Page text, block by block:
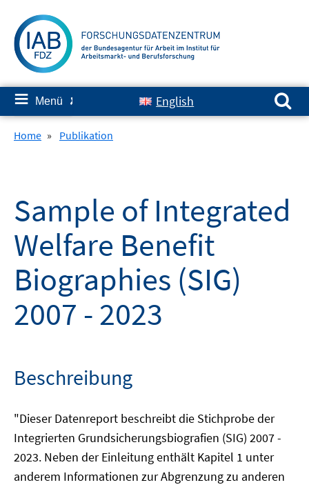
zum
Inhalt
≡ Menü ✘ English
Suchen nach:
Home » Publikation
Sample of Integrated
Welfare Benefit
Biographies (SIG)
2007 - 2023
Beschreibung
"Dieser Datenreport beschreibt die Stichprobe der
Integrierten Grundsicherungsbiografien (SIG) 2007 -
2023. Neben der Einleitung enthält Kapitel 1 unter
anderem Informationen zur Abgrenzung zu anderen